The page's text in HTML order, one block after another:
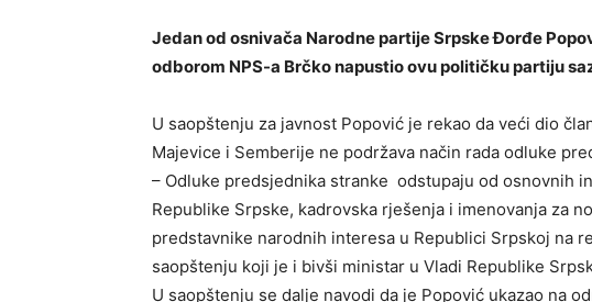
Jedan od osnivača Narodne partije Srpske Đorđe
odborom NPS-a Brčko napustio ovu političku partiju
U saopštenju za javnost Popović je rekao da veći dio
Majevice i Semberije ne podržava način rada odluke
– Odluke predsjednika stranke odstupaju od osnovnih
Republike Srpske, kadrovska rješenja i imenovanja za
predstavnike narodnih interesa u Republici Srpskoj na
saopštenju koji je i bivši ministar u Vladi Republike
U saopštenju se dalje navodi da je Popović ukazao na